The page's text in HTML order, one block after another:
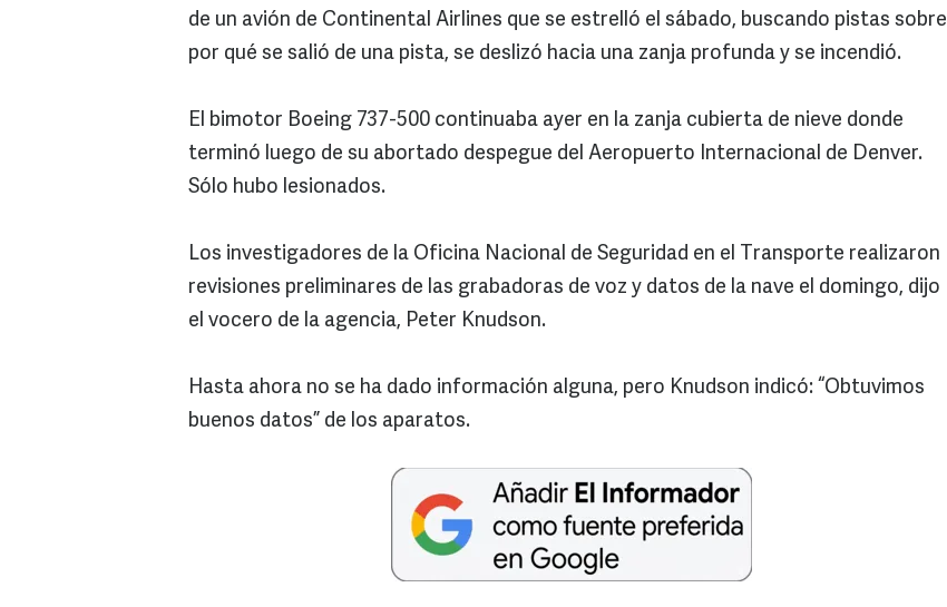
de un avión de Continental Airlines que se estrelló el sábado, buscando pistas sobre
por qué se salió de una pista, se deslizó hacia una zanja profunda y se incendió.
El bimotor Boeing 737-500 continuaba ayer en la zanja cubierta de nieve donde
terminó luego de su abortado despegue del Aeropuerto Internacional de Denver.
Sólo hubo lesionados.
Los investigadores de la Oficina Nacional de Seguridad en el Transporte realizaron
revisiones preliminares de las grabadoras de voz y datos de la nave el domingo, dijo
el vocero de la agencia, Peter Knudson.
Hasta ahora no se ha dado información alguna, pero Knudson indicó: “Obtuvimos
buenos datos” de los aparatos.